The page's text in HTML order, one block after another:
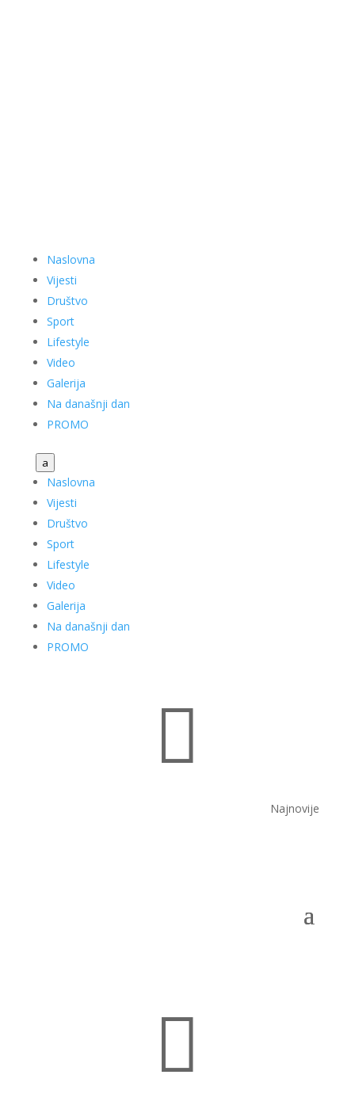
Naslovna
Vijesti
Društvo
Sport
Lifestyle
Video
Galerija
Na današnji dan
PROMO
a
Naslovna
Vijesti
Društvo
Sport
Lifestyle
Video
Galerija
Na današnji dan
PROMO

Najnovije
